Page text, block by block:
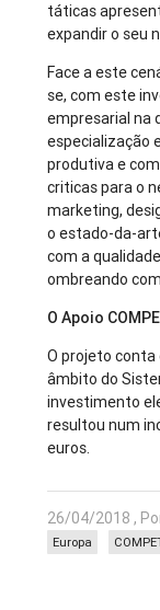
táticas
expandir o seu
Face a este
se, com este
empresarial na
especialização
produtiva e
criticas para o
marketing,
o estado-da-
com a
ombreando
O Apoio
O projeto conta
âmbito do
investimento
resultou num
euros.
26/04/2018 ,
Europa